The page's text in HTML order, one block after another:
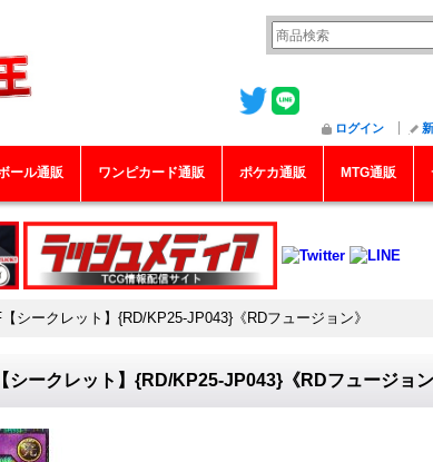
ログイン
ール通販 ワンピカード通販 ポケカ通販 MTG通販
シークレット】{RD/KP25-JP043}《RDフュージョン》
シークレット】{RD/KP25-JP043}《RDフュージョン